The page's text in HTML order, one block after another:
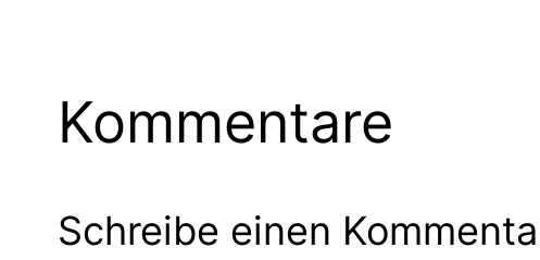
Kommentare
Schreibe einen